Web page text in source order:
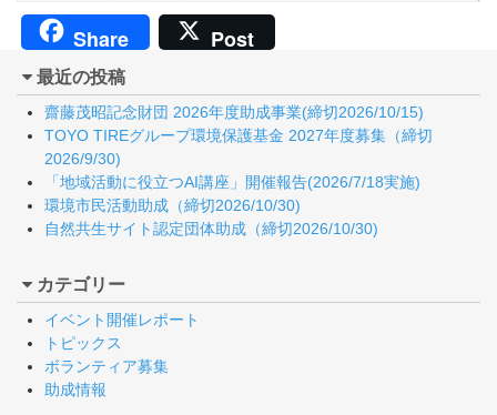
Share Post
最近の投稿
齋藤茂昭記念財団 2026年度助成事業(締切2026/10/15)
TOYO TIREグループ環境保護基金 2027年度募集（締切
2026/9/30)
「地域活動に役立つAI講座」開催報告(2026/7/18実施)
環境市民活動助成（締切2026/10/30)
自然共生サイト認定団体助成（締切2026/10/30)
カテゴリー
イベント開催レポート
トピックス
ボランティア募集
助成情報